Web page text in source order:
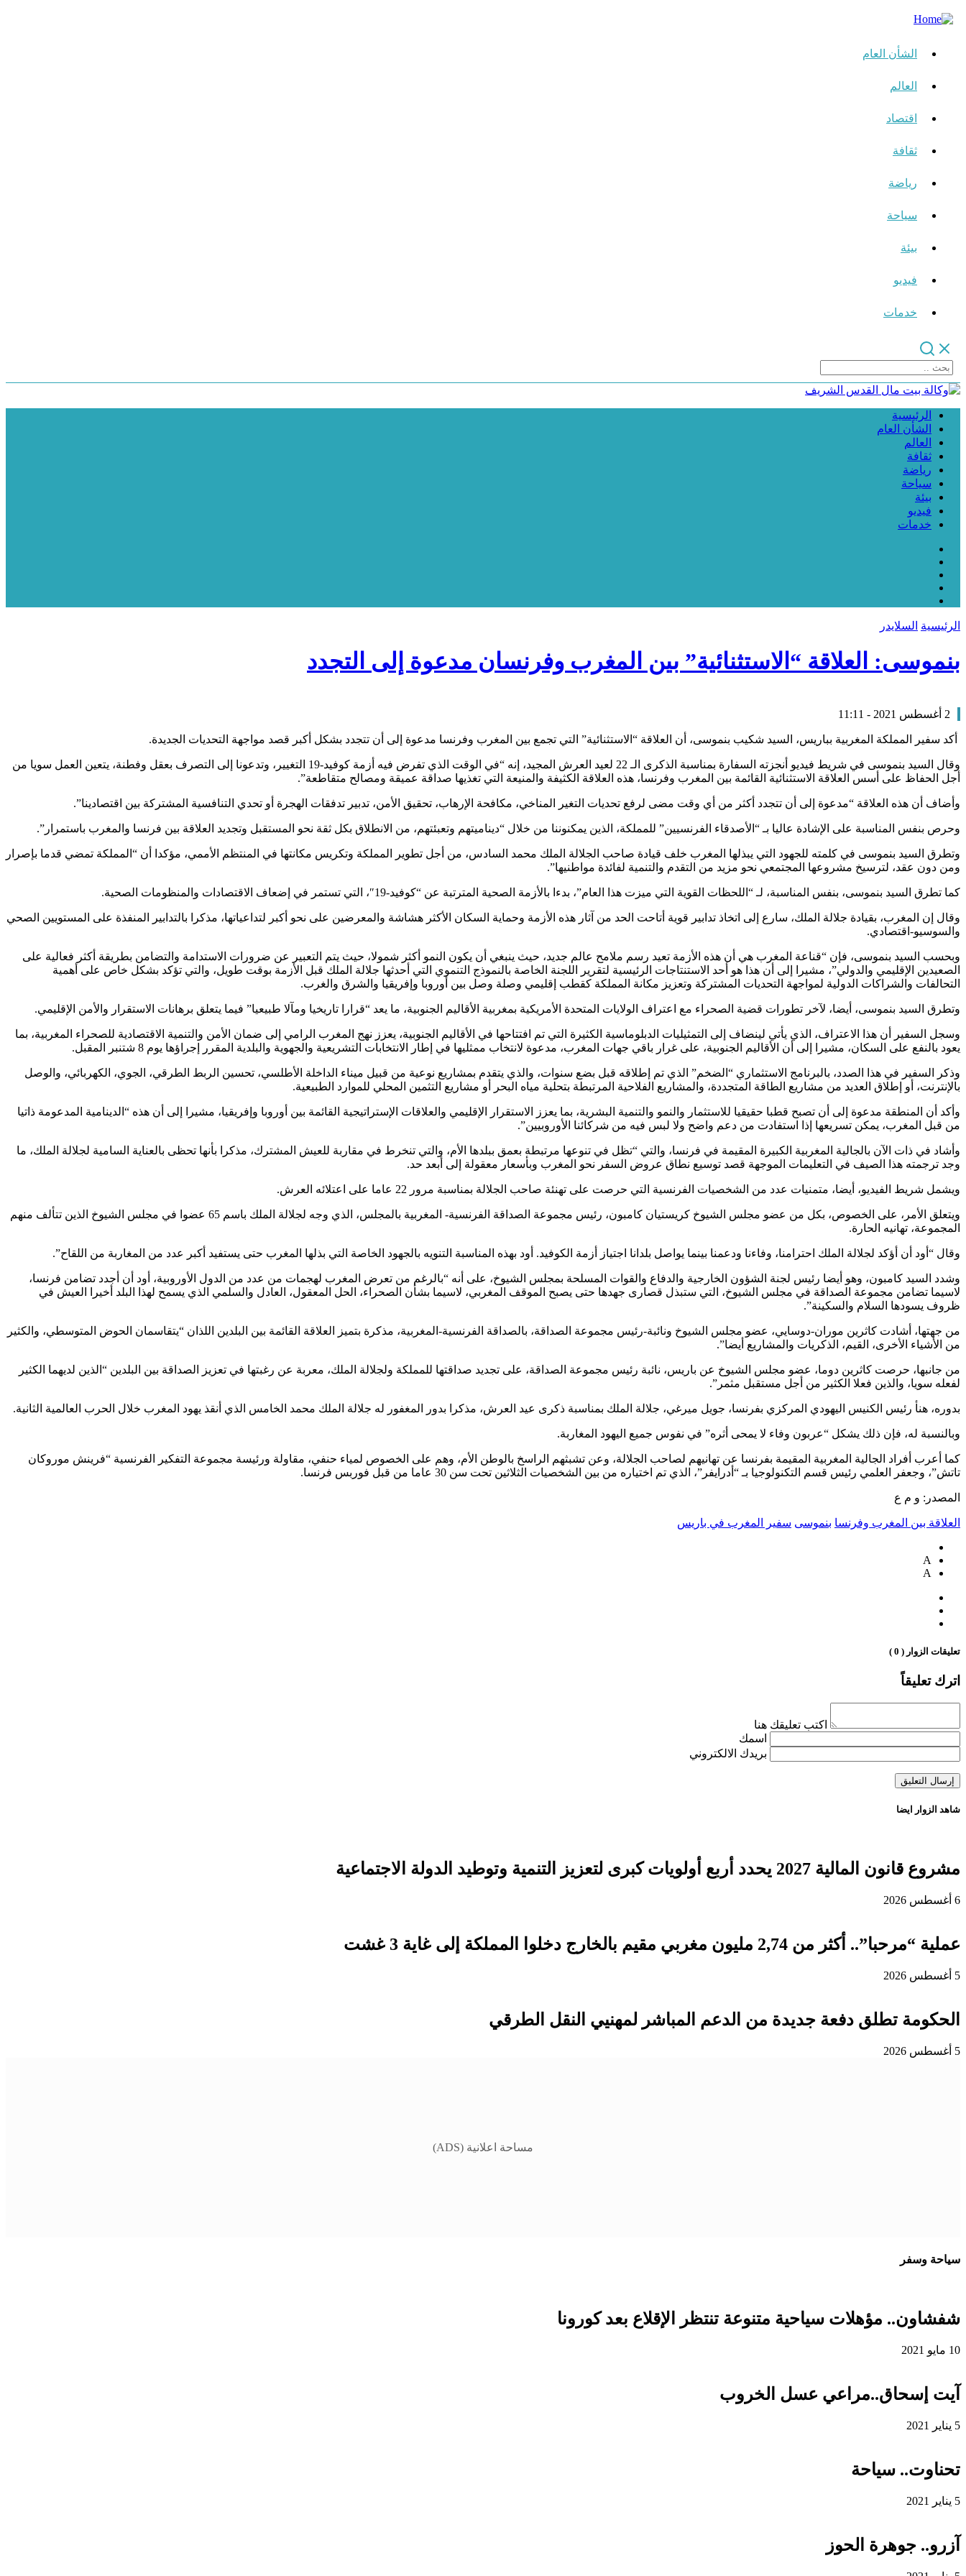
الشأن العام
العالم
اقتصاد
ثقافة
رياضة
سياحة
بيئة
فيديو
خدمات
الرئيسية
الشأن العام
العالم
ثقافة
رياضة
سياحة
بيئة
فيديو
خدمات
الرئيسية السلايدر
بنموسى: العلاقة “الاستثنائية” بين المغرب وفرنسان مدعوة إلى التجدد
2 أغسطس 2021 - 11:11
أكد سفير المملكة المغربية بباريس، السيد شكيب بنموسى، أن العلاقة “الاستثنائية” التي تجمع بين المغرب وفرنسا مدعوة إلى أن تتجدد بشكل أكبر قصد مواجهة التحديات الجديدة.
وقال السيد بنموسى في شريط فيديو أنجزته السفارة بمناسبة الذكرى الـ 22 لعيد العرش المجيد، إنه “في الوقت الذي تفرض فيه أزمة كوفيد-19 التغيير، وتدعونا إلى التصرف بعقل وفطنة، يتعين العمل سويا من
أجل الحفاظ على أسس العلاقة الاستثنائية القائمة بين المغرب وفرنسا، هذه العلاقة الكثيفة والمنيعة التي تغذيها صداقة عميقة ومصالح متقاطعة”.
وأضاف أن هذه العلاقة “مدعوة إلى أن تتجدد أكثر من أي وقت مضى لرفع تحديات التغير المناخي، مكافحة الإرهاب، تحقيق الأمن، تدبير تدفقات الهجرة أو تحدي التنافسية المشتركة بين اقتصادينا”.
وحرص بنفس المناسبة على الإشادة عاليا بـ “الأصدقاء الفرنسيين” للمملكة، الذين يمكنوننا من خلال “ديناميتهم وتعبئتهم، من الانطلاق بكل ثقة نحو المستقبل وتجديد العلاقة بين فرنسا والمغرب باستمرار”.
وتطرق السيد بنموسى في كلمته للجهود التي يبذلها المغرب خلف قيادة صاحب الجلالة الملك محمد السادس، من أجل تطوير المملكة وتكريس مكانتها في المنتظم الأممي، مؤكدا أن “المملكة تمضي قدما بإصرار
ومن دون عقد، لترسيخ مشروعها المجتمعي نحو مزيد من التقدم والتنمية لفائدة مواطنيها”.
كما تطرق السيد بنموسى، بنفس المناسبة، لـ “اللحظات القوية التي ميزت هذا العام”، بدءا بالأزمة الصحية المترتبة عن “كوفيد-19″، التي تستمر في إضعاف الاقتصادات والمنظومات الصحية.
وقال إن المغرب، بقيادة جلالة الملك، سارع إلى اتخاذ تدابير قوية أتاحت الحد من آثار هذه الأزمة وحماية السكان الأكثر هشاشة والمعرضين على نحو أكبر لتداعياتها، مذكرا بالتدابير المنفذة على المستويين الصحي
والسوسيو-اقتصادي.
وبحسب السيد بنموسى، فإن “قناعة المغرب هي أن هذه الأزمة تعيد رسم ملامح عالم جديد، حيث ينبغي أن يكون النمو أكثر شمولا، حيث يتم التعبير عن ضرورات الاستدامة والتضامن بطريقة أكثر فعالية على
الصعيدين الإقليمي والدولي”، مشيرا إلى أن هذا هو أحد الاستنتاجات الرئيسية لتقرير اللجنة الخاصة بالنموذج التنموي التي أحدثها جلالة الملك قبل الأزمة بوقت طويل، والتي تؤكد بشكل خاص على أهمية
التحالفات والشراكات الدولية لمواجهة التحديات المشتركة وتعزيز مكانة المملكة كقطب إقليمي وصلة وصل بين أوروبا وإفريقيا والشرق والغرب.
وتطرق السيد بنموسى، أيضا، لآخر تطورات قضية الصحراء مع اعتراف الولايات المتحدة الأمريكية بمغربية الأقاليم الجنوبية، ما يعد “قرارا تاريخيا ومآلا طبيعيا” فيما يتعلق برهانات الاستقرار والأمن الإقليمي.
وسجل السفير أن هذا الاعتراف، الذي يأتي لينضاف إلى التمثيليات الدبلوماسية الكثيرة التي تم افتتاحها في الأقاليم الجنوبية، يعزز نهج المغرب الرامي إلى ضمان الأمن والتنمية الاقتصادية للصحراء المغربية، بما
يعود بالنفع على السكان، مشيرا إلى أن الأقاليم الجنوبية، على غرار باقي جهات المغرب، مدعوة لانتخاب ممثليها في إطار الانتخابات التشريعية والجهوية والبلدية المقرر إجراؤها يوم 8 شتنبر المقبل.
وذكر السفير في هذا الصدد، بالبرنامج الاستثماري “الضخم” الذي تم إطلاقه قبل بضع سنوات، والذي يتقدم بمشاريع نوعية من قبيل ميناء الداخلة الأطلسي، تحسين الربط الطرقي، الجوي، الكهربائي، والوصل
بالإنترنت، أو إطلاق العديد من مشاريع الطاقة المتجددة، والمشاريع الفلاحية المرتبطة بتحلية مياه البحر أو مشاريع التثمين المحلي للموارد الطبيعية.
وأكد أن المنطقة مدعوة إلى أن تصبح قطبا حقيقيا للاستثمار والنمو والتنمية البشرية، بما يعزز الاستقرار الإقليمي والعلاقات الإستراتيجية القائمة بين أوروبا وإفريقيا، مشيرا إلى أن هذه “الدينامية المدعومة ذاتيا
من قبل المغرب، يمكن تسريعها إذا استفادت من دعم واضح ولا لبس فيه من شركائنا الأوروبيين”.
وأشاد في ذات الآن بالجالية المغربية الكبيرة المقيمة في فرنسا، والتي “تظل في تنوعها مرتبطة بعمق ببلدها الأم، والتي تنخرط في مقاربة للعيش المشترك، مذكرا بأنها تحظى بالعناية السامية لجلالة الملك، ما
وجد ترجمته هذا الصيف في التعليمات الموجهة قصد توسيع نطاق عروض السفر نحو المغرب وبأسعار معقولة إلى أبعد حد.
ويشمل شريط الفيديو، أيضا، متمنيات عدد من الشخصيات الفرنسية التي حرصت على تهنئة صاحب الجلالة بمناسبة مرور 22 عاما على اعتلائه العرش.
ويتعلق الأمر، على الخصوص، بكل من عضو مجلس الشيوخ كريستيان كامبون، رئيس مجموعة الصداقة الفرنسية- المغربية بالمجلس، الذي وجه لجلالة الملك باسم 65 عضوا في مجلس الشيوخ الذين تتألف منهم
المجموعة، تهانيه الحارة.
وقال “أود أن أؤكد لجلالة الملك احترامنا، وفاءنا ودعمنا بينما يواصل بلدانا اجتياز أزمة الكوفيد. أود بهذه المناسبة التنويه بالجهود الخاصة التي بذلها المغرب حتى يستفيد أكبر عدد من المغاربة من اللقاح”.
وشدد السيد كامبون، وهو أيضا رئيس لجنة الشؤون الخارجية والدفاع والقوات المسلحة بمجلس الشيوخ، على أنه “بالرغم من تعرض المغرب لهجمات من عدد من الدول الأوروبية، أود أن أجدد تضامن فرنسا،
لاسيما تضامن مجموعة الصداقة في مجلس الشيوخ، التي ستبذل قصارى جهدها حتى يصبح الموقف المغربي، لاسيما بشأن الصحراء، الحل المعقول، العادل والسلمي الذي يسمح لهذا البلد أخيرا العيش في
ظروف يسودها السلام والسكينة”.
من جهتها، أشادت كاثرين موران-دوسايي، عضو مجلس الشيوخ ونائبة-رئيس مجموعة الصداقة، بالصداقة الفرنسية-المغربية، مذكرة بتميز العلاقة القائمة بين البلدين اللذان “يتقاسمان الحوض المتوسطي، والكثير
من الأشياء الأخرى، القيم، الذكريات والمشاريع أيضا”.
من جانبها، حرصت كاثرين دوما، عضو مجلس الشيوخ عن باريس، نائبة رئيس مجموعة الصداقة، على تجديد صداقتها للمملكة ولجلالة الملك، معربة عن رغبتها في تعزيز الصداقة بين البلدين “الذين لديهما الكثير
لفعله سويا، والذين فعلا الكثير من أجل مستقبل مثمر”.
بدوره، هنأ رئيس الكنيس اليهودي المركزي بفرنسا، جويل ميرغي، جلالة الملك بمناسبة ذكرى عيد العرش، مذكرا بدور المغفور له جلالة الملك محمد الخامس الذي أنقذ يهود المغرب خلال الحرب العالمية الثانية.
وبالنسبة له، فإن ذلك يشكل “عربون وفاء لا يمحى أثره” في نفوس جميع اليهود المغاربة.
كما أعرب أفراد الجالية المغربية المقيمة بفرنسا عن تهانيهم لصاحب الجلالة، وعن تشبثهم الراسخ بالوطن الأم، وهم على الخصوص لمياء حنفي، مقاولة ورئيسة مجموعة التفكير الفرنسية “فرينش موروكان
تاتش”، وجعفر العلمي رئيس قسم التكنولوجيا بـ “أدرايفر”، الذي تم اختياره من بين الشخصيات الثلاثين تحت سن 30 عاما من قبل فوربس فرنسا.
المصدر: و م ع
العلاقة بين المغرب وفرنسا بنموسى سفير المغرب في باريس
A
A
تعليقات الزوار ( 0 )
اترك تعليقاً
اكتب تعليقك هنا
اسمك
بريدك الالكتروني
شاهد الزوار ايضا
مشروع قانون المالية 2027 يحدد أربع أولويات كبرى لتعزيز التنمية وتوطيد الدولة الاجتماعية
6 أغسطس 2026
عملية “مرحبا”.. أكثر من 2,74 مليون مغربي مقيم بالخارج دخلوا المملكة إلى غاية 3 غشت
5 أغسطس 2026
الحكومة تطلق دفعة جديدة من الدعم المباشر لمهنيي النقل الطرقي
5 أغسطس 2026
مساحة اعلانية (ADS)
سياحة وسفر
شفشاون.. مؤهلات سياحية متنوعة تنتظر الإقلاع بعد كورونا
10 مايو 2021
آيت إسحاق..مراعي عسل الخروب
5 يناير 2021
تحناوت.. سياحة
5 يناير 2021
آزرو.. جوهرة الحوز